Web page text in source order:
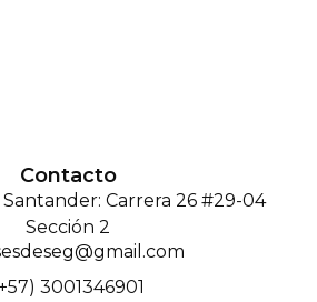
Contacto
Carrera 26 #29-04
Sección 2
3001346901